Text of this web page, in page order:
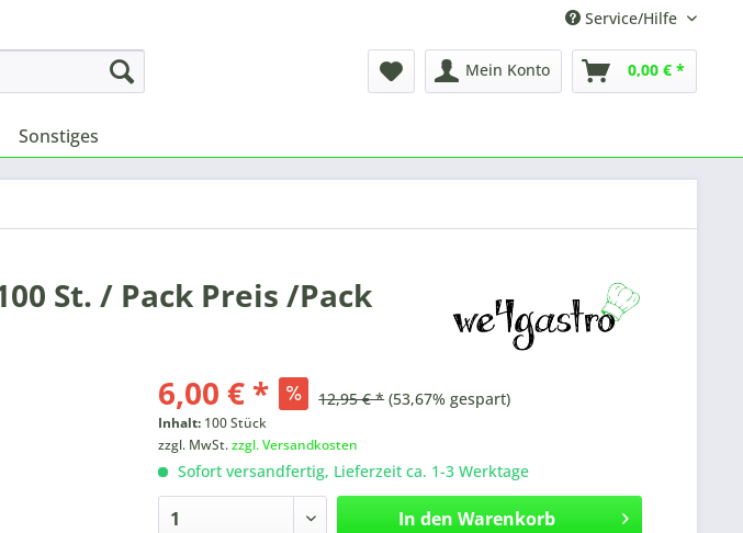
Service/Hilfe
Mein Konto 0,00 € *
Sonstiges
St. / Pack Preis /Pack
6,00 € * 12,95 € * (53,67% gespart)
Inhalt: 100 Stück
zzgl. MwSt.zzgl. Versandkosten
Sofort versandfertig, Lieferzeit ca. 1-3 Werktage
In den Warenkorb